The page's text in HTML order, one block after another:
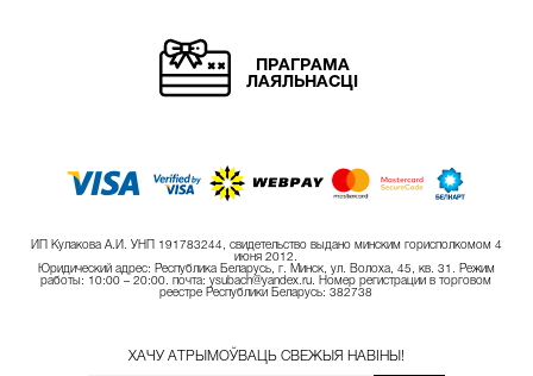
ПРАГРАМА
ЛАЯЛЬНАСЦІ
ИП Кулакова А.И. УНП 191783244, свидетельство выдано минским горисполкомом 4
июня 2012.
Юридический адрес: Республика Беларусь, г. Минск, ул. Волоха, 45, кв. 31. Режим
работы: 10:00 – 20:00. почта: ysubach@yandex.ru. Номер регистрации в торговом
реестре Республики Беларусь: 382738
ХАЧУ АТРЫМОЎВАЦЬ СВЕЖЫЯ НАВІНЫ!